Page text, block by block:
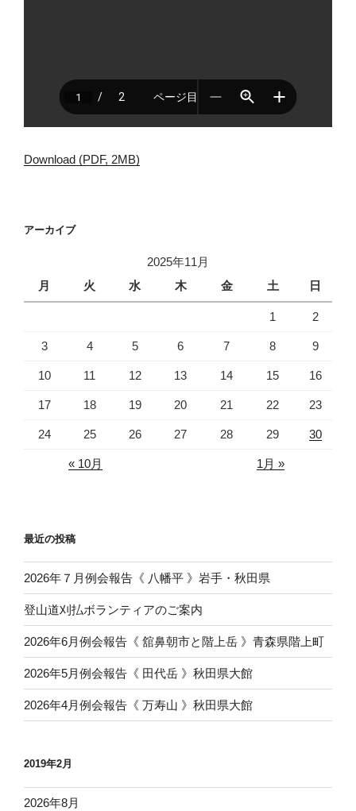
Download (PDF, 2MB)
アーカイブ
2025年11月
月
火 水 木 金 土 日
1 2
3 4 5 6 7 8 9
10 11 12 13 14 15 16
17 18 19 20 21 22 23
24 25 26 27 28 29 30
« 10月 1月 »
最近の投稿
2026年７月例会報告《 八幡平 》岩手・秋田県
登山道刈払ボランティアのご案内
2026年6月例会報告《 舘鼻朝市と階上岳 》青森県階上町
2026年5月例会報告《 田代岳 》秋田県大館
2026年4月例会報告《 万寿山 》秋田県大館
2019年2月
2026年8月